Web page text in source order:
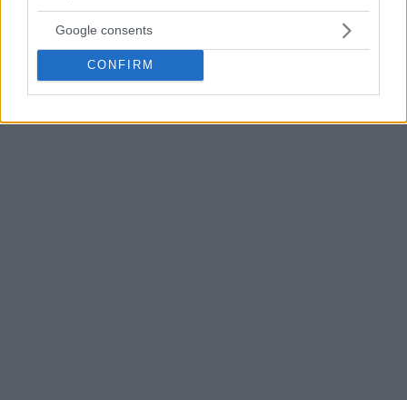
Google consents
CONFIRM
a nuestros aficionados. He sido parte de este proyecto
durante tres años y estoy contento de seguir hacia el
futuro”.